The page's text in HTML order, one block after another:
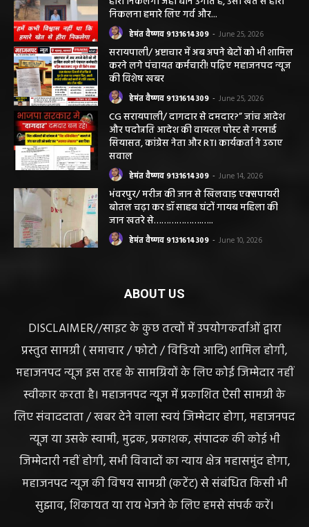
निकलना हमारे लिए गर्व और...
हेमंत वैष्णव 9131614309 June 25, 2026
सरायपाली/ भ्रष्टाचार में अब अपने बेटों को भी शामिल
करने लगे पंचायत कर्मचारी! पढ़िए महाजनपद न्यूज
की विशेष खबर
हेमंत वैष्णव 9131614309 June 25, 2026
CG सरायपाली/ दागदार से दमदार?” जांच आदेश
और पदोन्नति आदेश की वायरल पोस्ट से गरमाई
सियासत, कांग्रेस नेता और RTI कार्यकर्ता ने उठाए
सवाल
हेमंत वैष्णव 9131614309 June 14, 2026
भंवरपुर/ मरीज की जान से खिलवाड़ एक्सपायरी
बोतल चढ़ा कर डॉ साहब घंटों गायब महिला की
जान खतरे से……………….…..
हेमंत वैष्णव 9131614309 June 10, 2026
ABOUT US
DISCLAIMER//साइट के कुछ तत्वों में उपयोगकर्ताओं द्वारा
प्रस्तुत सामग्री ( समाचार / फोटो / विडियो आदि) शामिल होगी,
महाजनपद न्यूज इस तरह के सामग्रियों के लिए कोई जिम्मेदार नहीं
स्वीकार करता है। महाजनपद न्यूज में प्रकाशित ऐसी सामग्री के
लिए संवाददाता / खबर देने वाला स्वयं जिम्मेदार होगा, महाजनपद
न्यूज या उसके स्वामी, मुद्रक, प्रकाशक, संपादक की कोई भी
जिम्मेदारी नहीं होगी, सभी विवादों का न्याय क्षेत्र महासमुंद होगा,
महाजनपद न्यूज की विषय सामग्री (कटेंट) से संबंधित किसी भी
सुझाव, शिकायत या राय भेजने के लिए हमसे संपर्क करें।